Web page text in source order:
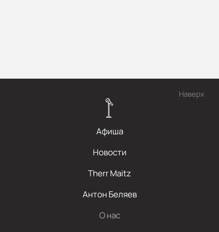
Наверх
Афиша
Новости
Therr Maitz
Антон Беляев
О нас